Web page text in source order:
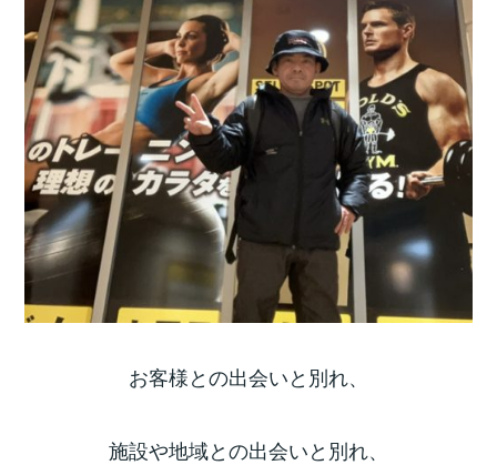
お客様との出会いと別れ、
施設や地域との出会いと別れ、